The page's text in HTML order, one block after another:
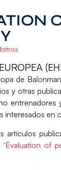
de
y otras
interesados en
artículos
‘Evaluation of